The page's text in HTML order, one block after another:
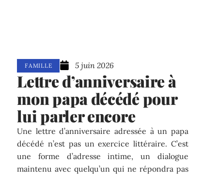
FAMILLE 5 juin 2026
Lettre d’anniversaire à
mon papa décédé pour
lui parler encore
Une lettre d’anniversaire adressée à un papa
décédé n’est pas un exercice littéraire. C’est
une forme d’adresse intime, un dialogue
maintenu avec quelqu’un qui ne répondra pas